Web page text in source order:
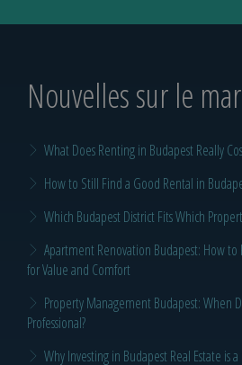
Nouvelles sur le
What Does Renting in Budapest Really
How to Still Find a Good Rental in
Which Budapest District Fits Which
Apartment Renovation Budapest: How to
for Value and Comfort
Property Management Budapest: When
Professional?
Why Investing in Budapest Real Estate is